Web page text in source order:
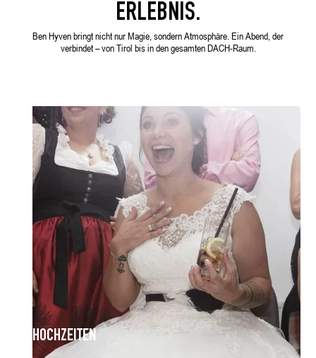
ERLEBNIS.
Ben Hyven bringt nicht nur Magie, sondern Atmosphäre. Ein Abend, der
verbindet – von Tirol bis in den gesamten DACH-Raum.
HOCHZEITEN